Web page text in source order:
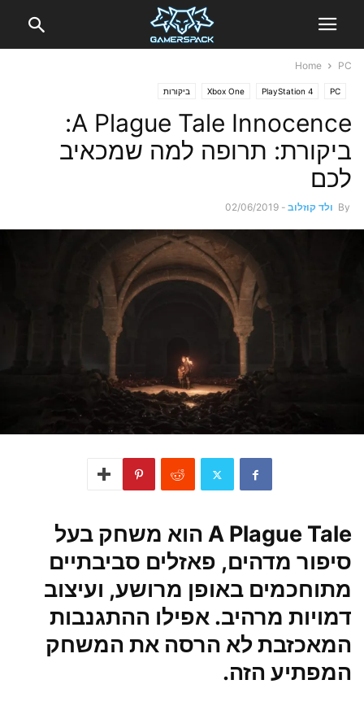
Home PC
PC
PlayStation 4
Xbox One ביקורות
A Plague Tale Innocence:
ביקורת: תרופה למה שמכאיב
לכם
By ולד קוזלוב -
02/06/2019
A Plague Tale הוא משחק בעל
סיפור מדהים, פאזלים סביבתיים
מתוחכמים באופן מרושע, ועיצוב
דמויות מרהיב. אפילו ההתגנבות
המאכזבת לא הרסה את המשחק
המפתיע הזה.